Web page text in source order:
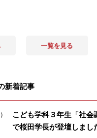
一覧を見る
新着記事
こども学科３年生「社会
で桜田学長が登壇しまし